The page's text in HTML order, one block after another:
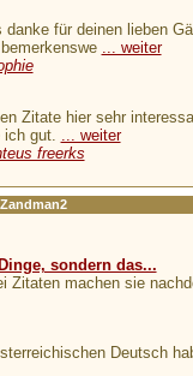
danke für deinen lieben
... weiter
Zitate hier sehr
ich gut. ... weiter
freerks
sondern das...
Zitaten machen sie
Deutsch